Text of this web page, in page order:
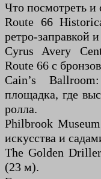
Что посмотреть и
Route 66
ретро-заправкой
Cyrus Avery
Route 66 с
Cain’s
площадка, где
ролла.
Philbrook
искусства и
The Golden
(23 м).